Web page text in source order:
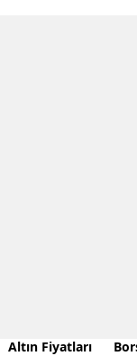
Altın Fiyatları